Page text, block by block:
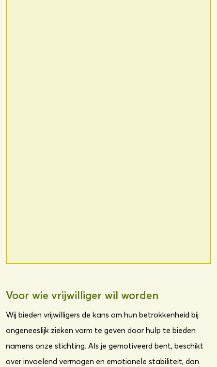
Voor wie vrijwilliger wil worden
Wij bieden vrijwilligers de kans om hun betrokkenheid bij
ongeneeslijk zieken vorm te geven door hulp te bieden
namens onze stichting. Als je gemotiveerd bent, beschikt
over invoelend vermogen en emotionele stabiliteit, dan